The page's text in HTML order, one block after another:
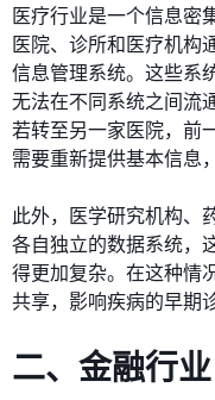
医疗行业是一个信息密
医院、诊所和医疗机构
信息管理系统。这些系
无法在不同系统之间流
若转至另一家医院，前
需要重新提供基本信息
此外，医学研究机构、
各自独立的数据系统，
得更加复杂。在这种情
共享，影响疾病的早期
二、金融行业